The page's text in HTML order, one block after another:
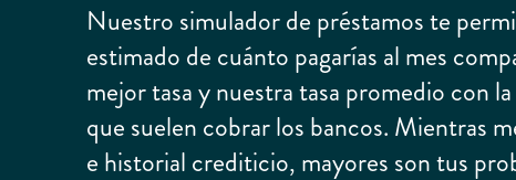
Nuestro simulador de préstamos te
estimado de cuánto pagarías al mes
mejor tasa y nuestra tasa promedio con
que suelen cobrar los bancos. Mientras
e historial crediticio, mayores son tus